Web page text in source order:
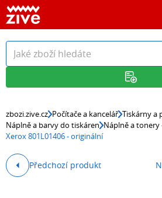
zbozi.zive.cz Počítače a kancelář Tiskárny a
Náplně a barvy do tiskáren Náplně a tonery
Xerox 801L01406 - originální
Předchozí produkt